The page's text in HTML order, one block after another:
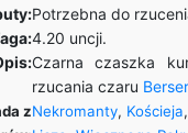
Potrzebna do
4.20 uncji.
Czarna czaszka
rzucania czaru
zNekromanty, Kościeja